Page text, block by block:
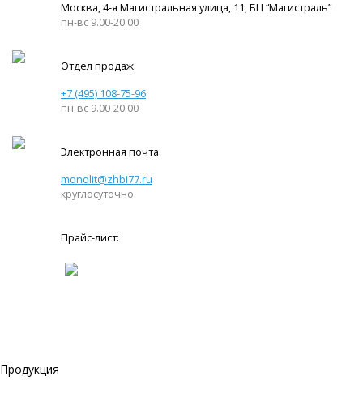
Москва, 4-я Магистральная улица, 11, ​БЦ “Магистраль”
пн-вс 9.00-20.00
Отдел продаж:
+7 (495) 108-75-96
пн-вс 9.00-20.00
Электронная почта:
monolit@zhbi77.ru
круглосуточно
Прайс-лист:
Продукция